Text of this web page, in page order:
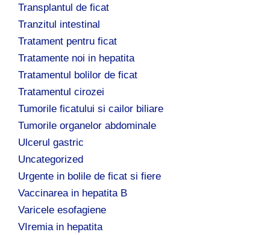
Transplantul de ficat
Tranzitul intestinal
Tratament pentru ficat
Tratamente noi in hepatita
Tratamentul bolilor de ficat
Tratamentul cirozei
Tumorile ficatului si cailor biliare
Tumorile organelor abdominale
Ulcerul gastric
Uncategorized
Urgente in bolile de ficat si fiere
Vaccinarea in hepatita B
Varicele esofagiene
VIremia in hepatita